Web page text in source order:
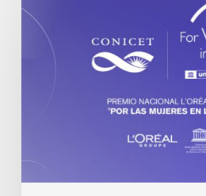
abre
convocatoria
UNESCO